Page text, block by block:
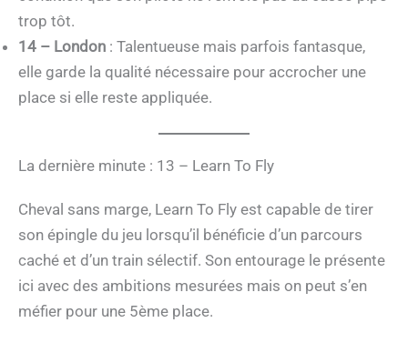
trop tôt.
14 – London : Talentueuse mais parfois fantasque,
elle garde la qualité nécessaire pour accrocher une
place si elle reste appliquée.
La dernière minute : 13 – Learn To Fly
Cheval sans marge, Learn To Fly est capable de tirer
son épingle du jeu lorsqu’il bénéficie d’un parcours
caché et d’un train sélectif. Son entourage le présente
ici avec des ambitions mesurées mais on peut s’en
méfier pour une 5ème place.